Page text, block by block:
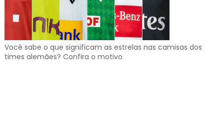
Você sabe o que significam as estrelas nas camisas dos
times alemães? Confira o motivo